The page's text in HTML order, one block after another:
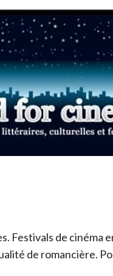
Festivals de cinéma
de romancière.